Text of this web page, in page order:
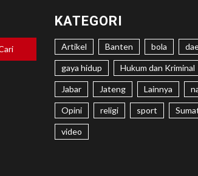
KATEGORI
Artikel Banten bola
gaya hidup Hukum dan Kriminal
Jabar Jateng Lainnya
Opini religi sport
video